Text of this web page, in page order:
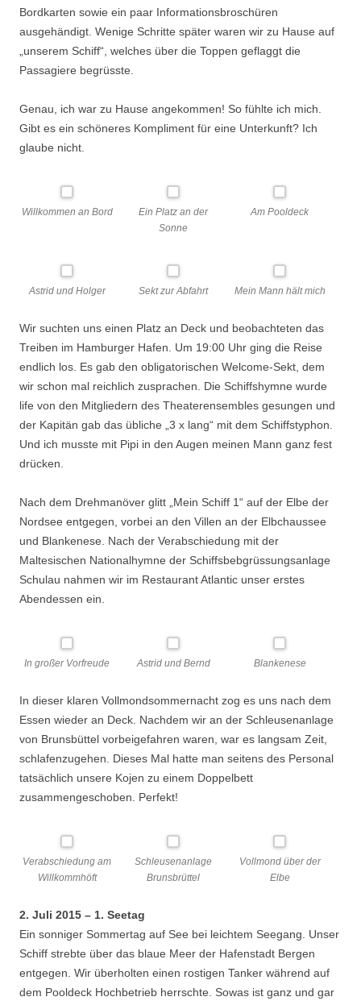
Bordkarten sowie ein paar Informationsbroschüren
ausgehändigt. Wenige Schritte später waren wir zu Hause auf
„unserem Schiff“, welches über die Toppen geflaggt die
Passagiere begrüsste.
Genau, ich war zu Hause angekommen! So fühlte ich mich.
Gibt es ein schöneres Kompliment für eine Unterkunft? Ich
glaube nicht.
Willkommen an Bord
Ein Platz an der
Sonne
Am Pooldeck
Astrid und Holger Sekt zur Abfahrt Mein Mann hält mich
Wir suchten uns einen Platz an Deck und beobachteten das
Treiben im Hamburger Hafen. Um 19:00 Uhr ging die Reise
endlich los. Es gab den obligatorischen Welcome-Sekt, dem
wir schon mal reichlich zusprachen. Die Schiffshymne wurde
life von den Mitgliedern des Theaterensembles gesungen und
der Kapitän gab das übliche „3 x lang“ mit dem Schiffstyphon.
Und ich musste mit Pipi in den Augen meinen Mann ganz fest
drücken.
Nach dem Drehmanöver glitt „Mein Schiff 1“ auf der Elbe der
Nordsee entgegen, vorbei an den Villen an der Elbchaussee
und Blankenese. Nach der Verabschiedung mit der
Maltesischen Nationalhymne der Schiffsbebgrüssungsanlage
Schulau nahmen wir im Restaurant Atlantic unser erstes
Abendessen ein.
In großer Vorfreude Astrid und Bernd Blankenese
In dieser klaren Vollmondsommernacht zog es uns nach dem
Essen wieder an Deck. Nachdem wir an der Schleusenanlage
von Brunsbüttel vorbeigefahren waren, war es langsam Zeit,
schlafenzugehen. Dieses Mal hatte man seitens des Personal
tatsächlich unsere Kojen zu einem Doppelbett
zusammengeschoben. Perfekt!
Verabschiedung am
Willkommhöft
Schleusenanlage
Brunsbrüttel
Vollmond über der
Elbe
2. Juli 2015 – 1. Seetag
Ein sonniger Sommertag auf See bei leichtem Seegang. Unser
Schiff strebte über das blaue Meer der Hafenstadt Bergen
entgegen. Wir überholten einen rostigen Tanker während auf
dem Pooldeck Hochbetrieb herrschte. Sowas ist ganz und gar